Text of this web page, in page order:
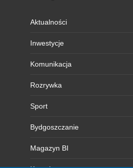
Aktualności
Inwestycje
Komunikacja
Rozrywka
Sport
Bydgoszczanie
Magazyn BI